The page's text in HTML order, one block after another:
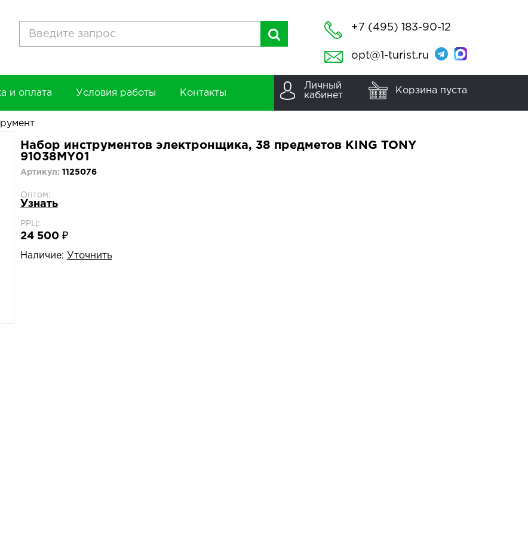
+7 (495) 183-90-12
opt@1-turist.ru
и оплата Условия работы Контакты
Личный
кабинет
Корзина пуста
Набор инструментов электронщика, 38 предметов KING TONY
91038MY01
Артикул: 1125076
Оптом:
Узнать
РРЦ:
24 500 ₽
Наличие: Уточнить